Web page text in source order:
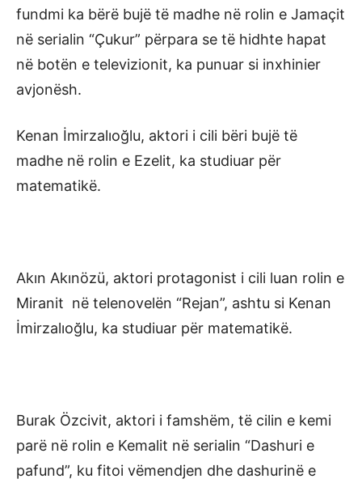
fundmi ka bërë bujë të madhe në rolin e Jamaçit
në serialin “Çukur” përpara se të hidhte hapat
në botën e televizionit, ka punuar si inxhinier
avjonësh.
Kenan İmirzalıoğlu, aktori i cili bëri bujë të
madhe në rolin e Ezelit, ka studiuar për
matematikë.
Akın Akınözü, aktori protagonist i cili luan rolin e
Miranit në telenovelën “Rejan”, ashtu si Kenan
İmirzalıoğlu, ka studiuar për matematikë.
Burak Özcivit, aktori i famshëm, të cilin e kemi
parë në rolin e Kemalit në serialin “Dashuri e
pafund”, ku fitoi vëmendjen dhe dashurinë e